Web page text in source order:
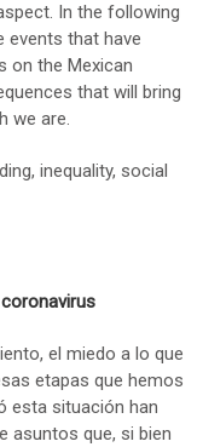
In the following
events that have
on the Mexican
that will bring
we are.
inequality, social
el miedo a lo que
etapas que hemos
esta situación han
asuntos que, si bien